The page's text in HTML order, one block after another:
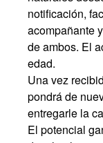
notificación,
acompañante
de ambos. El
edad.
Una vez
pondrá de
entregarle la
El potencial